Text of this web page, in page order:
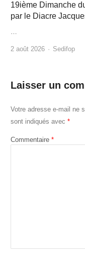
19ième Dimanche
par le Diacre
…
2 août 2026 Author
Sedifop
Laisser un
Votre adresse e-mail ne
sont indiqués avec *
Commentaire *